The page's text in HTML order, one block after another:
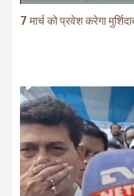
7 मार्च को प्रवेश करेगा